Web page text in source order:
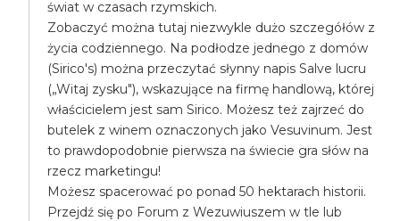
świat w czasach rzymskich.
Zobaczyć można tutaj niezwykle dużo szczegółów z
życia codziennego. Na podłodze jednego z domów
(Sirico's) można przeczytać słynny napis Salve lucru
(„Witaj zysku"), wskazujące na firmę handlową, której
właścicielem jest sam Sirico. Możesz też zajrzeć do
butelek z winem oznaczonych jako Vesuvinum. Jest
to prawdopodobnie pierwsza na świecie gra słów na
rzecz marketingu!
Możesz spacerować po ponad 50 hektarach historii.
Przejdź się po Forum z Wezuwiuszem w tle lub